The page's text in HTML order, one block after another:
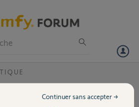
ma tahoma?Continuer sans accepter →